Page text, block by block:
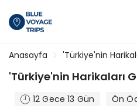
Anasayfa 'Türkiye'nin
'Türkiye'nin Harikaları
12 Gece 13 Gün Ön